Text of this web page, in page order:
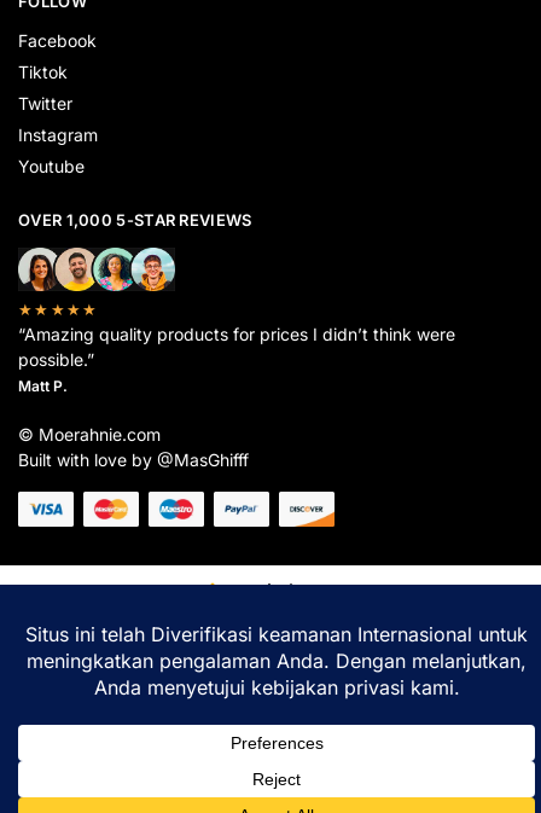
Facebook
Tiktok
Twitter
Instagram
Youtube
OVER 1,000 5-STAR REVIEWS
★★★★★
“Amazing quality products for prices I didn’t think were
possible.”
Matt P.
© Moerahnie.com
Built with love by @MasGhifff
Moerahnie.com
pengalaman belanja terbaik Anda.